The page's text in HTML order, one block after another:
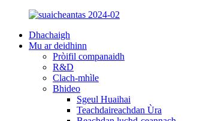
Dhachaigh
Mu ar deidhinn
Pròifil companaidh
R&D
Clach-mhìle
Bhideo
Sgeul Huaihai
Teachdaireachdan Ùra